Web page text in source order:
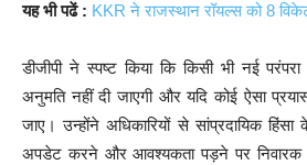
यह भी पढें : KKR ने राजस्थान रॉयल्स को 8
डीजीपी ने स्पष्ट किया कि किसी भी नई
अनुमति नहीं दी जाएगी और यदि कोई ऐसा
जाए। उन्होंने अधिकारियों से सांप्रदायिक हिंसा
अपडेट करने और आवश्यकता पड़ने पर निवारक